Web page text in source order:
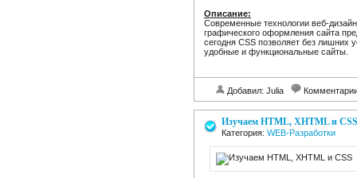
Описание:
Современные технологии веб-
графического оформления сайта
сегодня CSS позволяет без лишних
удобные и функциональные сайты.
Добавил: Julia
Изучаем HTML, XHTML и CSS
Категория: WEB-Разработки